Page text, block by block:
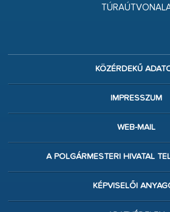
KÖZÉRDEKŰ
IMPRESSZUM
WEB-MAIL
A POLGÁRMESTERI HIVATAL
KÉPVISELŐI